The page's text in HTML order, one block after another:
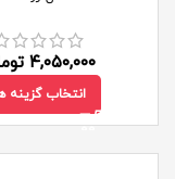
۴,۰۵۰,۰۰۰
انتخاب گزینه